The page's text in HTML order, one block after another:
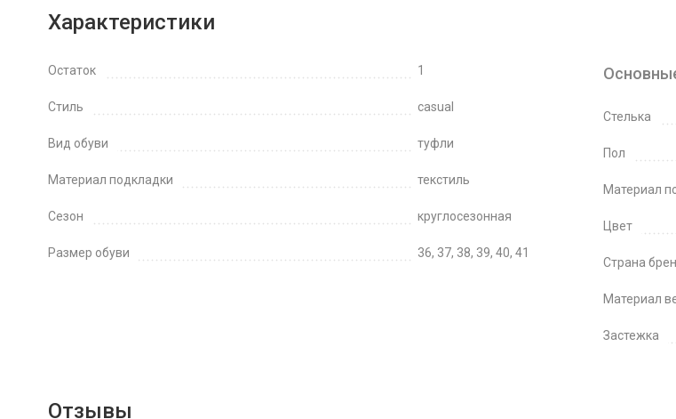
Характеристики
Остаток 1
Стиль casual
Вид обуви туфли
Материал подкладки текстиль
Сезон круглосезонная
Размер обуви 36, 37, 38, 39, 40, 41
Стелька
Пол
Материал
Цвет
Страна
Материал
Застежка
Отзывы